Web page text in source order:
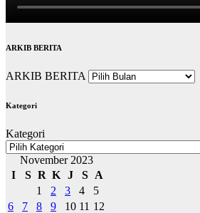
ARKIB BERITA
ARKIB BERITA
Kategori
Kategori
November 2023
I
S R K J S
A
1
2 3 4
5
6
7 8 9 10 11 12